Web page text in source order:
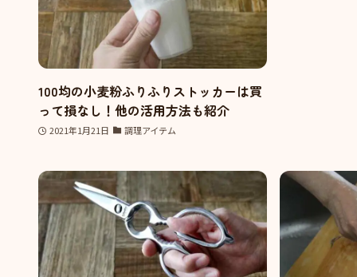
100均の小麦粉ふりふりストッカーは買
って損なし！他の活用方法も紹介
2021年1月21日 調理アイテム